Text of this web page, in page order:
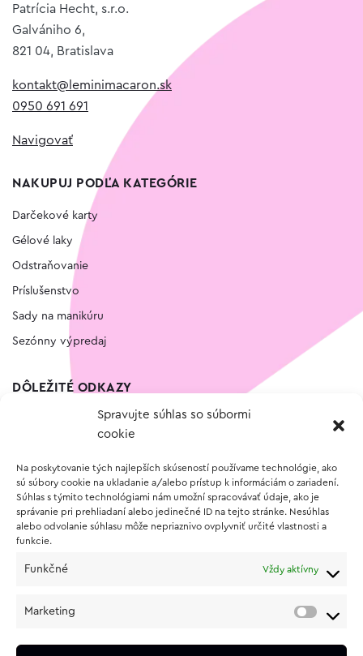
Spravujte súhlas so súbormi
cookie
Na poskytovanie tých najlepších skúseností používame technológie, ako
sú súbory cookie na ukladanie a/alebo prístup k informáciám o zariadení.
Súhlas s týmito technológiami nám umožní spracovávať údaje, ako je
správanie pri prehliadaní alebo jedinečné ID na tejto stránke. Nesúhlas
alebo odvolanie súhlasu môže nepriaznivo ovplyvniť určité vlastnosti a
funkcie.
Funkčné Vždy aktívny
Marketing
Patrícia Hecht, s.r.o.
Galvániho 6,
821 04, Bratislava
kontakt@leminimacaron.sk
0950 691 691
Navigovať
NAKUPUJ PODĽA KATEGÓRIE
Darčekové karty
Gélové laky
Odstraňovanie
Príslušenstvo
Sady na manikúru
Sezónny výpredaj
DÔLEŽITÉ ODKAZY
Vernostný program
O NÁKUPE
Vrátenie a reklamácia tovaru